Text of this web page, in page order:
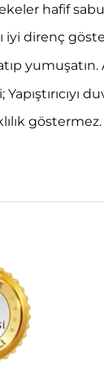
hafif
iyi direnç
yumuşatın.
Yapıştırıcıyı
göstermez.